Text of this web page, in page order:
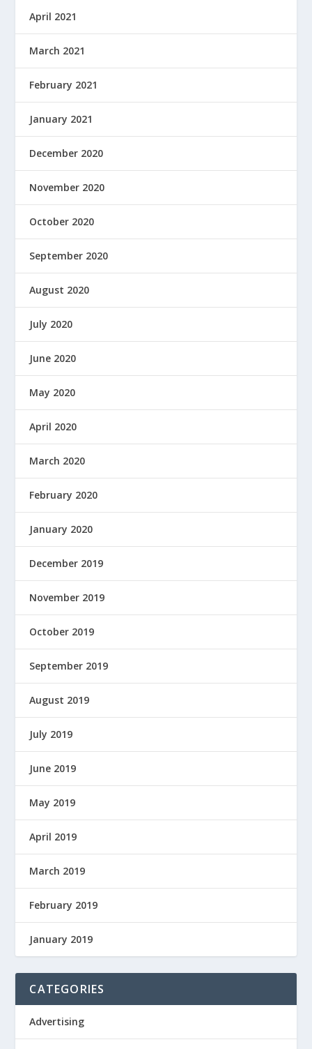
April 2021
March 2021
February 2021
January 2021
December 2020
November 2020
October 2020
September 2020
August 2020
July 2020
June 2020
May 2020
April 2020
March 2020
February 2020
January 2020
December 2019
November 2019
October 2019
September 2019
August 2019
July 2019
June 2019
May 2019
April 2019
March 2019
February 2019
January 2019
CATEGORIES
Advertising